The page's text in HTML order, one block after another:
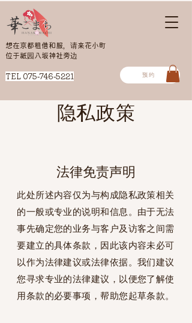
想在京都租借和服，请来花小町
​位于祇园八坂神社旁边
​TEL 075-746-5221 预约
隐私政策
法律免责声明
此处所述内容仅为与构成隐私政策相关
的一般或专业的说明和信息。由于无法
事先确定您的业务与客户及访客之间需
要建立的具体条款，因此该内容未必可
以作为法律建议或法律依据。我们建议
您寻求专业的法律建议，以便您了解使
用条款的必要事项，帮助您起草条款。